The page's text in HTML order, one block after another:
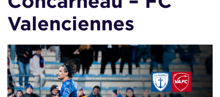
Valenciennes